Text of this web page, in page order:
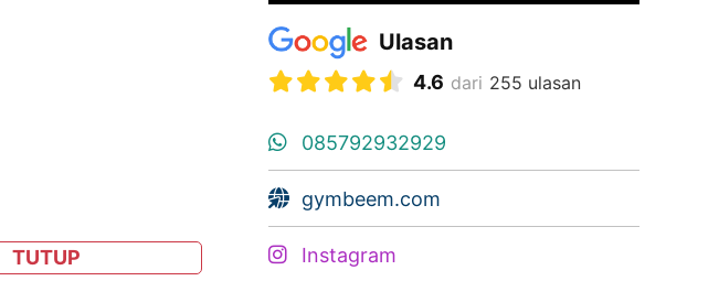
TUTUP
Ulasan
4.6 dari 255 ulasan
085792932929
gymbeem.com
Instagram